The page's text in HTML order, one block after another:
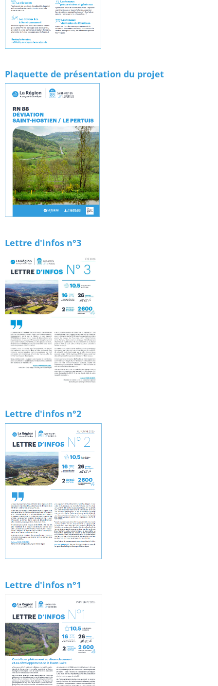
Plaquette de présentation du projet
Lettre d'infos n°3
Lettre d'infos n°2
Lettre d'infos n°1